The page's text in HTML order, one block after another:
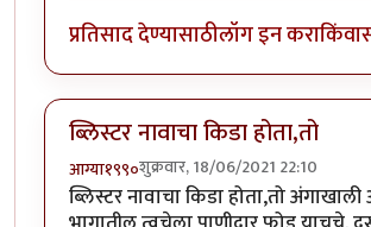
प्रतिसाद देण्यासाठीलॉग इन कराकिंवा
ब्लिस्टर नावाचा किडा होता,तो
आग्या१९९०शुक्रवार, 18/06/2021 22:10
ब्लिस्टर नावाचा किडा होता,तो